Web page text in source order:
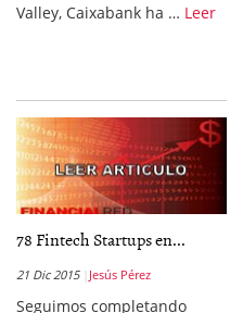
Valley, Caixabank ha … Leer
78 Fintech Startups en...
21 Dic 2015 Jesús Pérez
Seguimos completando